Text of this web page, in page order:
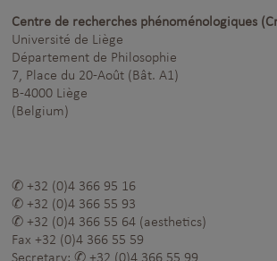
Centre de recherches phénoménologiques
Université de Liège
Département de Philosophie
7, Place du 20-Août (Bât. A1)
B-4000 Liège
(Belgium)
+32 (0)4 366 95 16
+32 (0)4 366 55 93
+32 (0)4 366 55 64 (aesthetics)
Fax +32 (0)4 366 55 59